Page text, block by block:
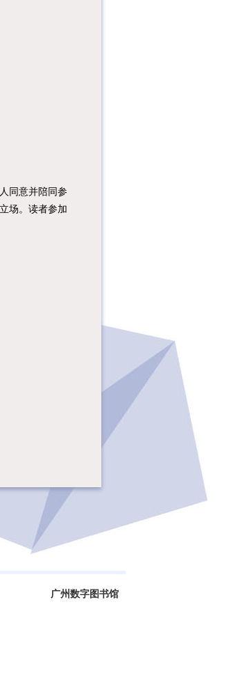
同意并陪同参
场。读者参加
广州数字图书馆